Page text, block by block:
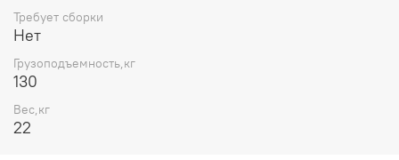
Требует сборки
Нет
Грузоподъемность,кг
130
Вес,кг
22